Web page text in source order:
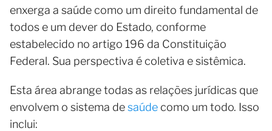
enxerga a saúde como um direito fundamental de
todos e um dever do Estado, conforme
estabelecido no artigo 196 da Constituição
Federal. Sua perspectiva é coletiva e sistêmica.
Esta área abrange todas as relações jurídicas que
envolvem o sistema desaúde como um todo. Isso
inclui: